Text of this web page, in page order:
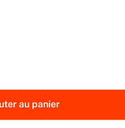
au panier